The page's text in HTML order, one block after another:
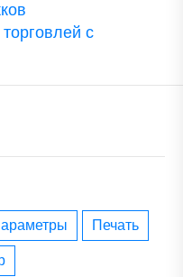
с
параметры печать